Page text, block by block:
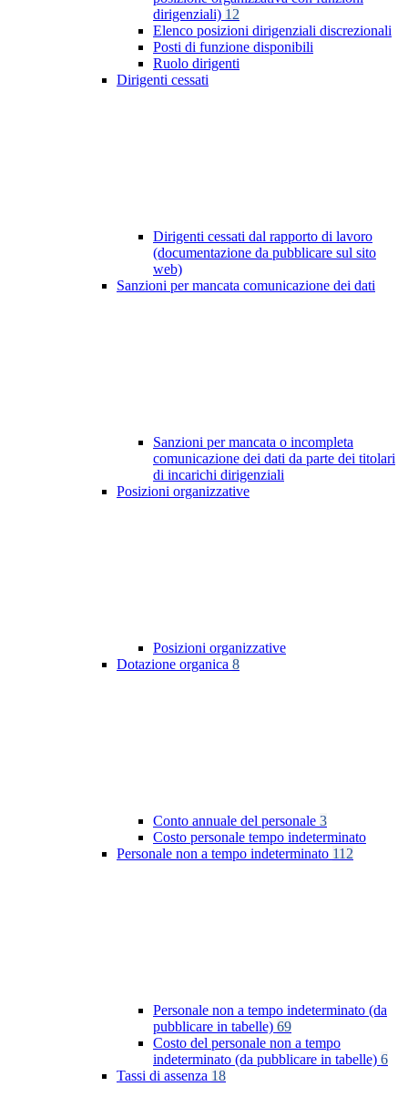
dirigenziali) 12
Elenco posizioni dirigenziali discrezionali
Posti di funzione disponibili
Ruolo dirigenti
Dirigenti cessati
Dirigenti cessati dal rapporto di lavoro
(documentazione da pubblicare sul sito
web)
Sanzioni per mancata comunicazione dei dati
Sanzioni per mancata o incompleta
comunicazione dei dati da parte dei titolari
di incarichi dirigenziali
Posizioni organizzative
Posizioni organizzative
Dotazione organica 8
Conto annuale del personale 3
Costo personale tempo indeterminato
Personale non a tempo indeterminato 112
Personale non a tempo indeterminato (da
pubblicare in tabelle) 69
Costo del personale non a tempo
indeterminato (da pubblicare in tabelle) 6
Tassi di assenza 18